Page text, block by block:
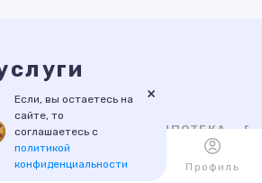
НОВОСТРОЙКИ ИПОТЕКА
Если, вы остаетесь на
сайте, то
соглашаетесь с
политикой
конфиденциальности
×
Избранное Профиль